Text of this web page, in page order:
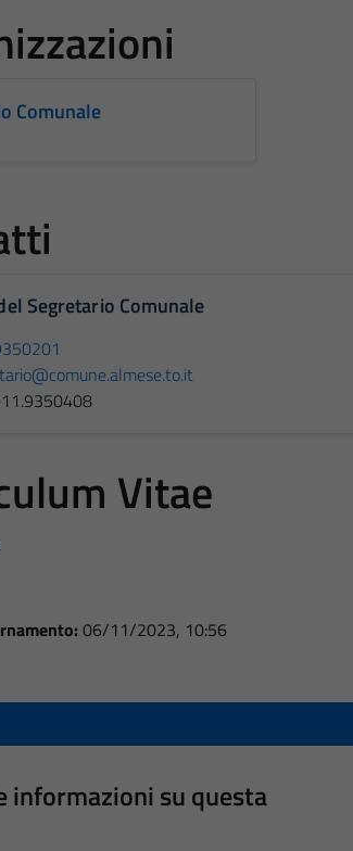
Comunale
Segretario Comunale
Vitae
06/11/2023, 10:56
informazioni su questa